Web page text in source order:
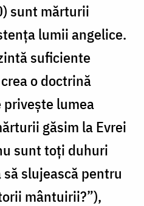
sunt mărturii
lumii angelice.
suficiente
o doctrină
priveşte lumea
găsim la Evrei
sunt toţi duhuri
slujească pentru
mântuirii?”),